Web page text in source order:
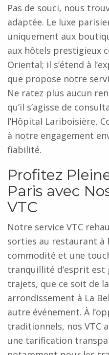
Pas de souci, nous
adaptée. Le luxe
uniquement aux
aux hôtels prestigieux
Oriental; il s’étend à
que propose notre
Ne ratez plus aucun
qu’il s’agisse de
l’Hôpital Lariboisière,
à notre engagement
fiabilité.
Profitez
Paris avec
VTC
Notre service VTC
sorties au restaurant
commodité et une
tranquillité d’esprit est
trajets, que ce soit de
arrondissement à La
autre événement. À
traditionnels, nos VTC
une tarification